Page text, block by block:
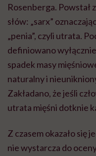
Rosenberga. Powstał
słów: „sarx”
„penia”, czyli utrata.
definiowano
spadek masy
naturalny i
Zakładano, że jeśli
utrata mięśni dotknie
Z czasem okazało się
nie wystarcza do